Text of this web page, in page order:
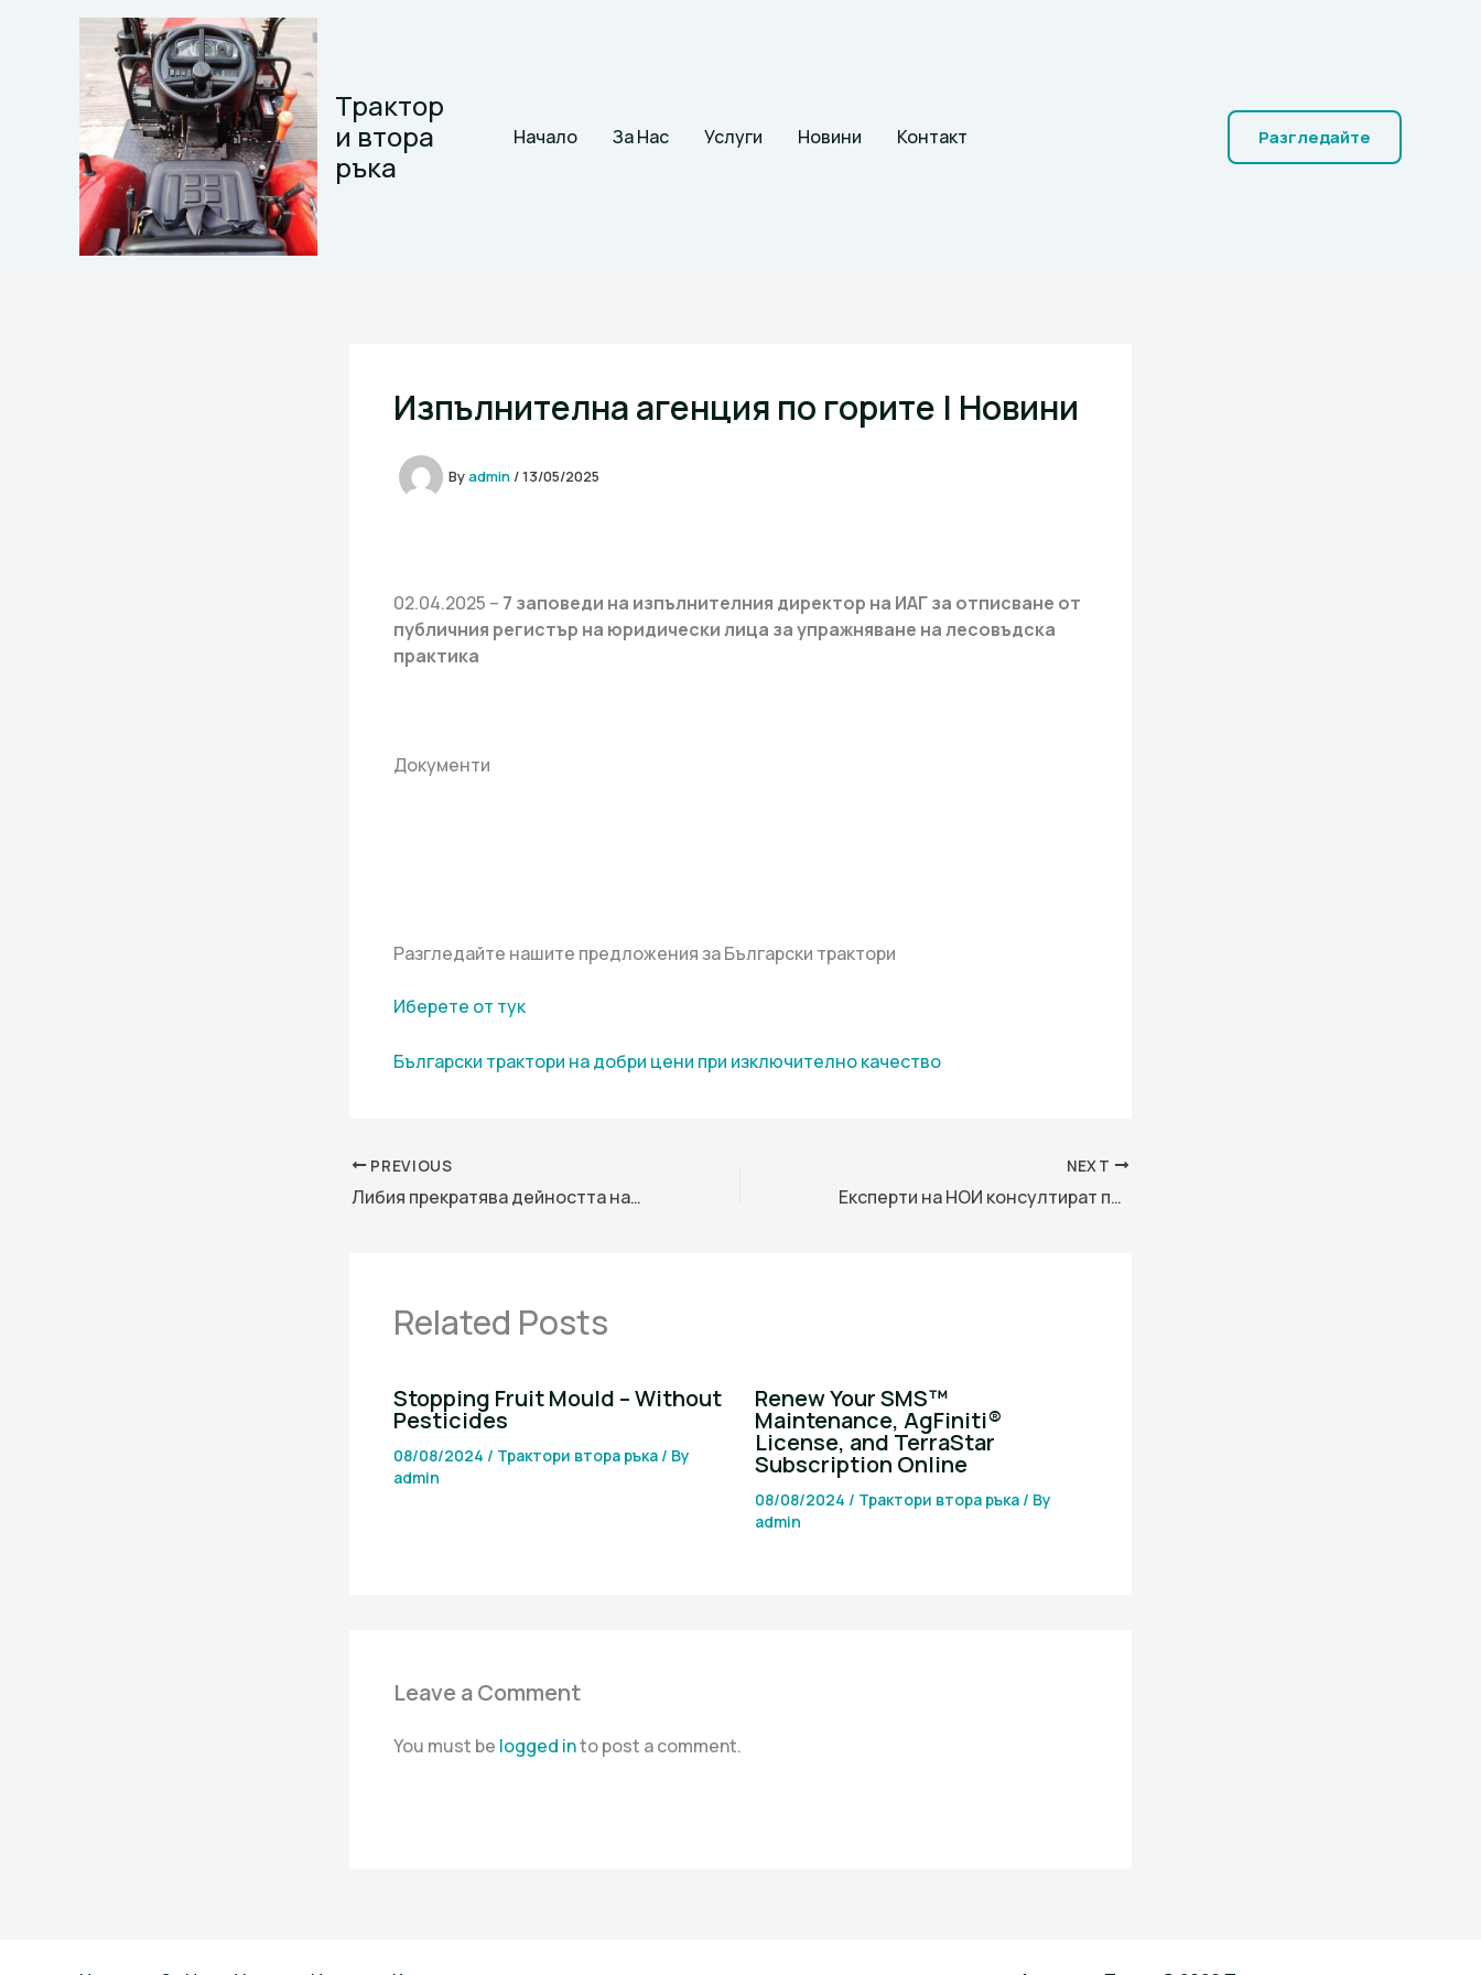
Трактор
и втора
ръка
Начало За Нас Услуги Новини Контакт Разгледайте
Изпълнителна агенция по горите | Новини
Byadmin /13/05/2025
02.04.2025 – 7 заповеди на изпълнителния директор на ИАГ за отписване от
публичния регистър на юридически лица за упражняване на лесовъдска
практика
Документи
Разгледайте нашите предложения за Български трактори
Иберете от тук
Български трактори на добри цени при изключително качество
PREVIOUS
Либия прекратява дейността на 10 международни хуманитарни организации, помагащи на мигранти в страната
NEXT
Експерти на НОИ консултират по осигурителни въпроси българи, живеещи в Испания и Германия
Related Posts
Stopping Fruit Mould – Without
Pesticides
08/08/2024 / Трактори втора ръка / By
admin
Renew Your SMS™
Maintenance, AgFiniti®
License, and TerraStar
Subscription Online
08/08/2024 / Трактори втора ръка/ By
admin
Leave a Comment
You must be logged into post a comment.